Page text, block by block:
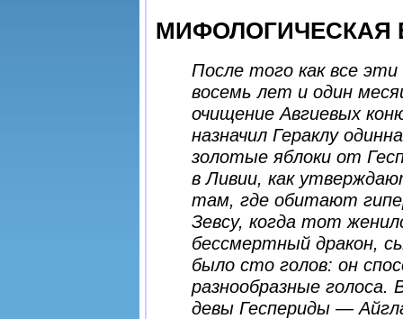
МИФОЛОГИЧЕСКАЯ
После того как все
восемь лет и один
очищение Авгиевых
назначил Гераклу
золотые яблоки от
в Ливии, как
там, где обитают
Зевсу, когда тот
бессмертный дракон,
было сто голов: он
разнообразные голоса.
девы Геспериды —